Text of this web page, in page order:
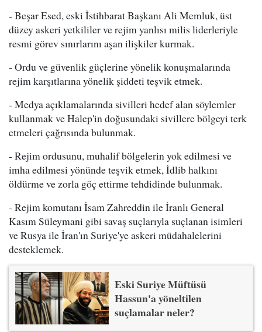
- Beşar Esed, eski İstihbarat Başkanı Ali Memluk, üst
düzey askeri yetkililer ve rejim yanlısı milis liderleriyle
resmi görev sınırlarını aşan ilişkiler kurmak.
- Ordu ve güvenlik güçlerine yönelik konuşmalarında
rejim karşıtlarına yönelik şiddeti teşvik etmek.
- Medya açıklamalarında sivilleri hedef alan söylemler
kullanmak ve Halep'in doğusundaki sivillere bölgeyi terk
etmeleri çağrısında bulunmak.
- Rejim ordusunu, muhalif bölgelerin yok edilmesi ve
imha edilmesi yönünde teşvik etmek, İdlib halkını
öldürme ve zorla göç ettirme tehdidinde bulunmak.
- Rejim komutanı İsam Zahreddin ile İranlı General
Kasım Süleymani gibi savaş suçlarıyla suçlanan isimleri
ve Rusya ile İran'ın Suriye'ye askeri müdahalelerini
desteklemek.
Eski Suriye Müftüsü
Hassun'a yöneltilen
suçlamalar neler?